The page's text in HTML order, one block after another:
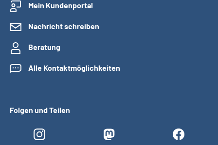
Mein Kundenportal
Nachricht schreiben
Beratung
Alle Kontaktmöglichkeiten
Folgen und Teilen